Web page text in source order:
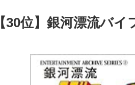
【30位】銀河漂流バイ